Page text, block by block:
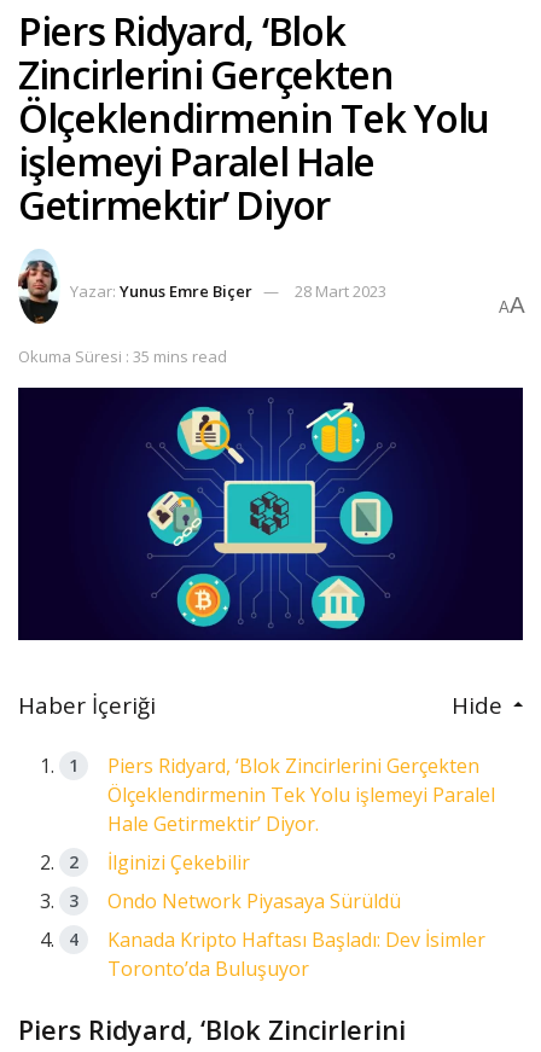
Piers Ridyard, ‘Blok
Zincirlerini Gerçekten
Ölçeklendirmenin Tek Yolu
işlemeyi Paralel Hale
Getirmektir’ Diyor
Yazar: Yunus Emre Biçer 28 Mart 2023
Okuma Süresi : 35 mins read
AA
Haber İçeriği Hide
Piers Ridyard, ‘Blok Zincirlerini Gerçekten
Ölçeklendirmenin Tek Yolu işlemeyi Paralel
Hale Getirmektir’ Diyor.
İlginizi Çekebilir
Ondo Network Piyasaya Sürüldü
Kanada Kripto Haftası Başladı: Dev İsimler
Toronto’da Buluşuyor
Piers Ridyard, ‘Blok Zincirlerini